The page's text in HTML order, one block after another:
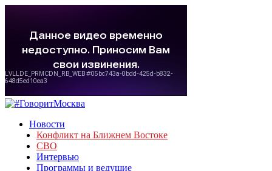
Новости
Конфликт на Ближнем Востоке
СВО
Интервью
Программы и ведущие